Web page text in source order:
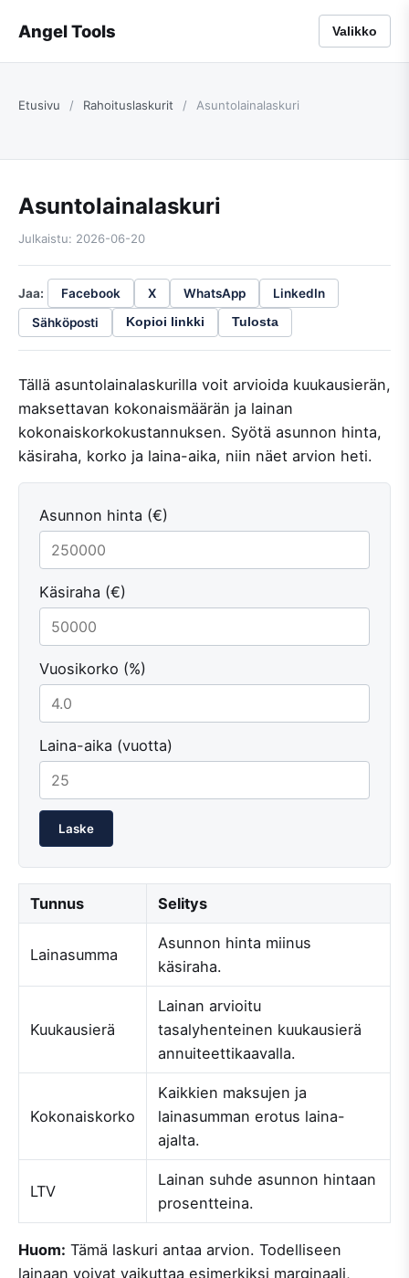
Angel Tools Valikko
Etusivu / Rahoituslaskurit / Asuntolainalaskuri
Asuntolainalaskuri
Julkaistu: 2026-06-20
Jaa: Facebook X WhatsApp
LinkedIn
Sähköposti
Kopioi linkki Tulosta
Tällä asuntolainalaskurilla voit arvioida kuukausierän,
maksettavan kokonaismäärän ja lainan
kokonaiskorkokustannuksen. Syötä asunnon hinta,
käsiraha, korko ja laina-aika, niin näet arvion heti.
Asunnon hinta (€)
Käsiraha (€)
Vuosikorko (%)
Laina-aika (vuotta)
Laske
Tunnus Selitys
Lainasumma
Asunnon hinta miinus
käsiraha.
Kuukausierä
Lainan arvioitu
tasalyhenteinen kuukausierä
annuiteettikaavalla.
Kokonaiskorko
Kaikkien maksujen ja
lainasumman erotus laina-
ajalta.
LTV
Lainan suhde asunnon hintaan
prosentteina.
Huom: Tämä laskuri antaa arvion. Todelliseen
lainaan voivat vaikuttaa esimerkiksi marginaali,